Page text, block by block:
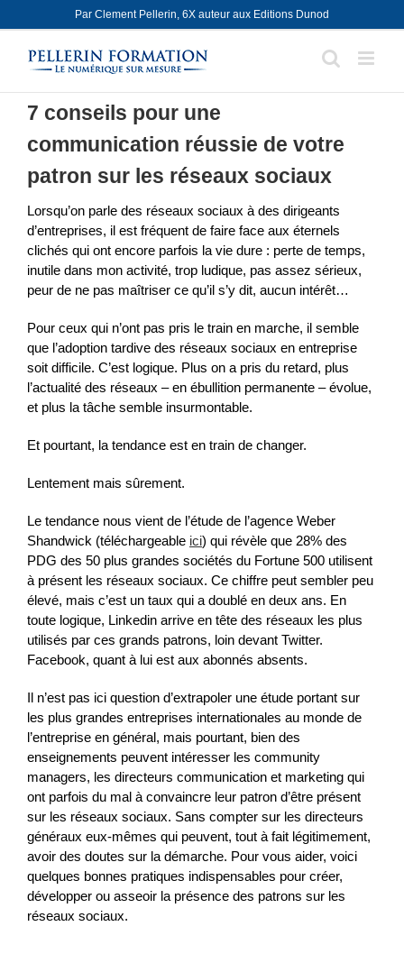
to
content
Par Clement Pellerin, 6X auteur aux Editions Dunod
7 conseils pour une
communication réussie de votre
patron sur les réseaux sociaux
Lorsqu’on parle des réseaux sociaux à des dirigeants
d’entreprises, il est fréquent de faire face aux éternels
clichés qui ont encore parfois la vie dure : perte de temps,
inutile dans mon activité, trop ludique, pas assez sérieux,
peur de ne pas maîtriser ce qu’il s’y dit, aucun intérêt…
Pour ceux qui n’ont pas pris le train en marche, il semble
que l’adoption tardive des réseaux sociaux en entreprise
soit difficile. C’est logique. Plus on a pris du retard, plus
l’actualité des réseaux – en ébullition permanente – évolue,
et plus la tâche semble insurmontable.
Et pourtant, la tendance est en train de changer.
Lentement mais sûrement.
Le tendance nous vient de l’étude de l’agence Weber
Shandwick (téléchargeable ici) qui révèle que 28% des
PDG des 50 plus grandes sociétés du Fortune 500 utilisent
à présent les réseaux sociaux. Ce chiffre peut sembler peu
élevé, mais c’est un taux qui a doublé en deux ans. En
toute logique, Linkedin arrive en tête des réseaux les plus
utilisés par ces grands patrons, loin devant Twitter.
Facebook, quant à lui est aux abonnés absents.
Il n’est pas ici question d’extrapoler une étude portant sur
les plus grandes entreprises internationales au monde de
l’entreprise en général, mais pourtant, bien des
enseignements peuvent intéresser les community
managers, les directeurs communication et marketing qui
ont parfois du mal à convaincre leur patron d’être présent
sur les réseaux sociaux. Sans compter sur les directeurs
généraux eux-mêmes qui peuvent, tout à fait légitimement,
avoir des doutes sur la démarche. Pour vous aider, voici
quelques bonnes pratiques indispensables pour créer,
développer ou asseoir la présence des patrons sur les
réseaux sociaux.